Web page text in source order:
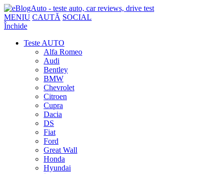
MENIU CAUTĂ SOCIAL
Închide
Teste AUTO
Alfa Romeo
Audi
Bentley
BMW
Chevrolet
Citroen
Cupra
Dacia
DS
Fiat
Ford
Great Wall
Honda
Hyundai